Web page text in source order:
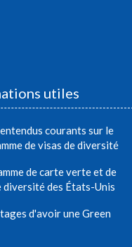
utiles
courants sur le
de visas de diversité
de carte verte et de
diversité des États-Unis
d'avoir une Green